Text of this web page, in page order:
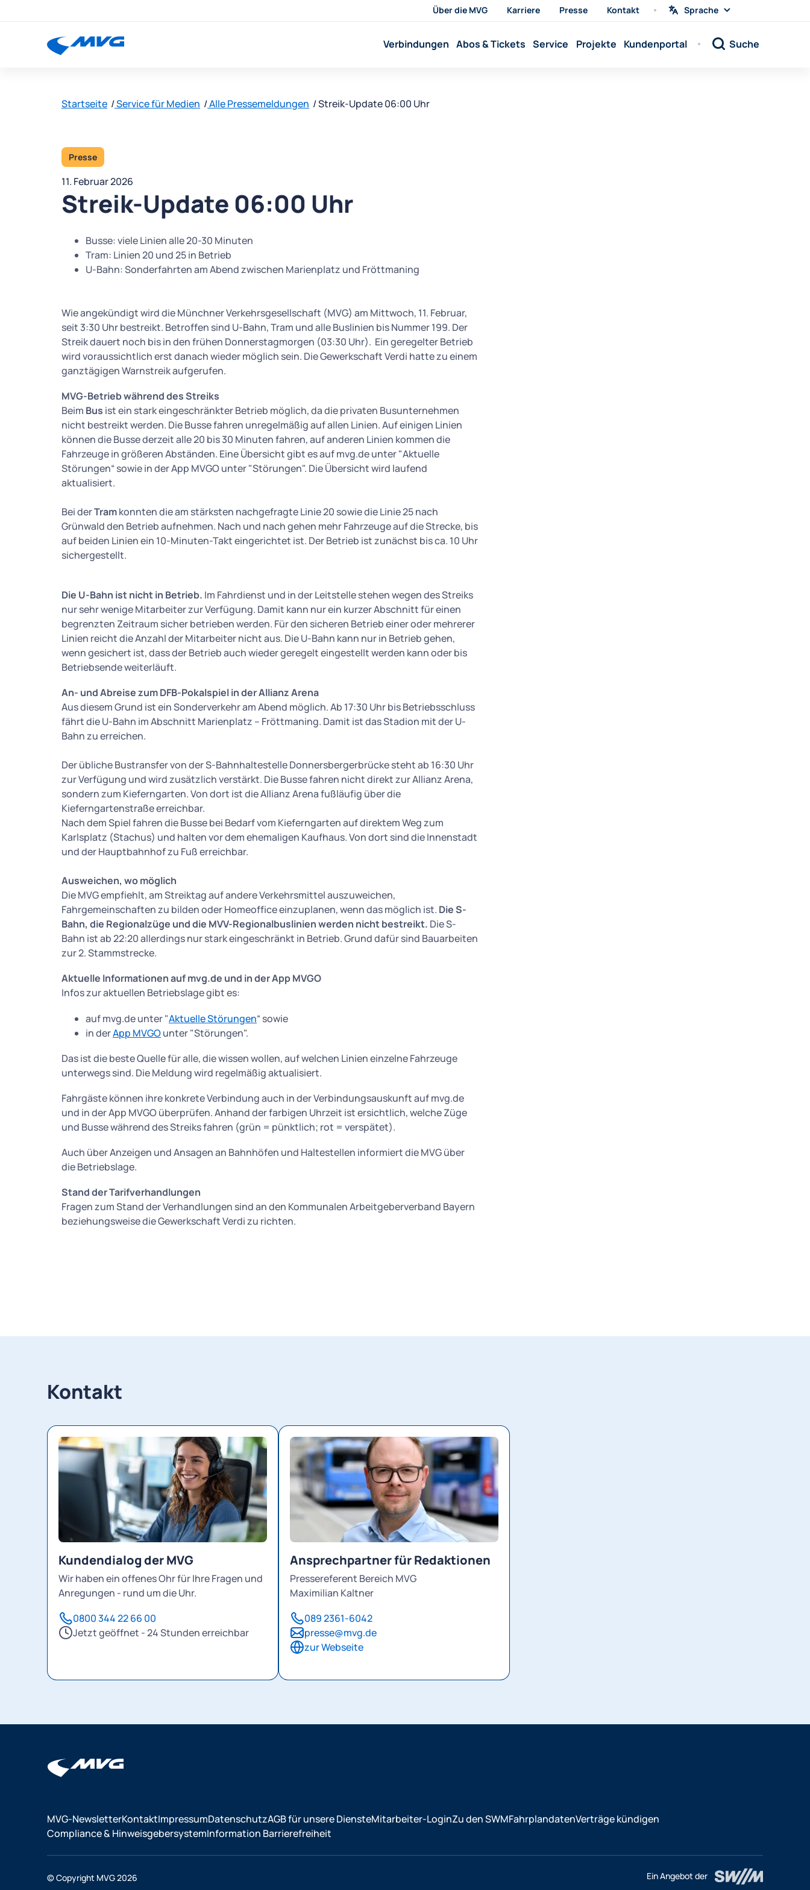
Über die MVG Karriere Presse Kontakt
Sprache
Sprache
Verbindungen Abos & Tickets Service Projekte Kundenportal Suche
Startseite Service für Medien Alle Pressemeldungen Streik-Update 06:00 Uhr
Presse
11. Februar 2026
Streik-Update 06:00 Uhr
Busse: viele Linien alle 20-30 Minuten
Tram: Linien 20 und 25 in Betrieb
U-Bahn: Sonderfahrten am Abend zwischen Marienplatz und Fröttmaning
Wie angekündigt wird die Münchner Verkehrsgesellschaft (MVG) am Mittwoch, 11. Februar,
seit 3:30 Uhr bestreikt. Betroffen sind U-Bahn, Tram und alle Buslinien bis Nummer 199. Der
Streik dauert noch bis in den frühen Donnerstagmorgen (03:30 Uhr). Ein geregelter Betrieb
wird voraussichtlich erst danach wieder möglich sein. Die Gewerkschaft Verdi hatte zu einem
ganztägigen Warnstreik aufgerufen.
MVG-Betrieb während des Streiks
Beim Bus ist ein stark eingeschränkter Betrieb möglich, da die privaten Busunternehmen
nicht bestreikt werden. Die Busse fahren unregelmäßig auf allen Linien. Auf einigen Linien
können die Busse derzeit alle 20 bis 30 Minuten fahren, auf anderen Linien kommen die
Fahrzeuge in größeren Abständen. Eine Übersicht gibt es auf mvg.de unter "Aktuelle
Störungen“ sowie in der App MVGO unter "Störungen". Die Übersicht wird laufend
aktualisiert.
Bei derTramkonnten die am stärksten nachgefragte Linie 20 sowie die Linie 25 nach
Grünwald den Betrieb aufnehmen. Nach und nach gehen mehr Fahrzeuge auf die Strecke, bis
auf beiden Linien ein 10-Minuten-Takt eingerichtet ist. Der Betrieb ist zunächst bis ca. 10 Uhr
sichergestellt.
Die U-Bahn ist nicht in Betrieb. Im Fahrdienst und in der Leitstelle stehen wegen des Streiks
nur sehr wenige Mitarbeiter zur Verfügung. Damit kann nur ein kurzer Abschnitt für einen
begrenzten Zeitraum sicher betrieben werden. Für den sicheren Betrieb einer oder mehrerer
Linien reicht die Anzahl der Mitarbeiter nicht aus. Die U-Bahn kann nur in Betrieb gehen,
wenn gesichert ist, dass der Betrieb auch wieder geregelt eingestellt werden kann oder bis
Betriebsende weiterläuft.
An- und Abreise zum DFB-Pokalspiel in der Allianz Arena
Aus diesem Grund ist ein Sonderverkehr am Abend möglich. Ab 17:30 Uhr bis Betriebsschluss
fährt die U-Bahn im Abschnitt Marienplatz – Fröttmaning. Damit ist das Stadion mit der U-
Bahn zu erreichen.
Der übliche Bustransfer von der S-Bahnhaltestelle Donnersbergerbrücke steht ab 16:30 Uhr
zur Verfügung und wird zusätzlich verstärkt. Die Busse fahren nicht direkt zur Allianz Arena,
sondern zum Kieferngarten. Von dort ist die Allianz Arena fußläufig über die
Kieferngartenstraße erreichbar.
Nach dem Spiel fahren die Busse bei Bedarf vom Kieferngarten auf direktem Weg zum
Karlsplatz (Stachus) und halten vor dem ehemaligen Kaufhaus. Von dort sind die Innenstadt
und der Hauptbahnhof zu Fuß erreichbar.
Ausweichen, wo möglich
Die MVG empfiehlt, am Streiktag auf andere Verkehrsmittel auszuweichen,
Fahrgemeinschaften zu bilden oder Homeoffice einzuplanen, wenn das möglich ist. Die S-
Bahn, die Regionalzüge und die MVV-Regionalbuslinien werden nicht bestreikt. Die S-
Bahn ist ab 22:20 allerdings nur stark eingeschränkt in Betrieb. Grund dafür sind Bauarbeiten
zur 2. Stammstrecke.
Aktuelle Informationen auf mvg.de und in der App MVGO
Infos zur aktuellen Betriebslage gibt es:
auf mvg.de unter "Aktuelle Störungen“ sowie
in derApp MVGOunter "Störungen".
Das ist die beste Quelle für alle, die wissen wollen, auf welchen Linien einzelne Fahrzeuge
unterwegs sind. Die Meldung wird regelmäßig aktualisiert.
Fahrgäste können ihre konkrete Verbindung auch in der Verbindungsauskunft auf mvg.de
und in der App MVGO überprüfen. Anhand der farbigen Uhrzeit ist ersichtlich, welche Züge
und Busse während des Streiks fahren (grün = pünktlich; rot = verspätet).
Auch über Anzeigen und Ansagen an Bahnhöfen und Haltestellen informiert die MVG über
die Betriebslage.
Stand der Tarifverhandlungen
Fragen zum Stand der Verhandlungen sind an den Kommunalen Arbeitgeberverband Bayern
beziehungsweise die Gewerkschaft Verdi zu richten.
Kontakt
Kundendialog der MVG
Wir haben ein offenes Ohr für Ihre Fragen und
Anregungen - rund um die Uhr.
0800 344 22 66 00
Jetzt geöffnet - 24 Stunden erreichbar
Ansprechpartner für Redaktionen
Pressereferent Bereich MVG
Maximilian Kaltner
089 2361-6042
presse@mvg.de
zur Webseite
MVG-NewsletterKontaktImpressumDatenschutzAGB für unsere DiensteMitarbeiter-LoginZu den SWMFahrplandatenVerträge kündigen
Compliance & HinweisgebersystemInformation Barrierefreiheit
© Copyright MVG 2026 Ein Angebot der